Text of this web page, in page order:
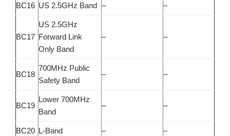
BC16 US 2.5GHz Band – –
BC17
US 2.5GHz
Forward Link
Only Band
– –
BC18
700MHz Public
Safety Band
– –
BC19
Lower 700MHz
Band
– –
BC20 L-Band – –